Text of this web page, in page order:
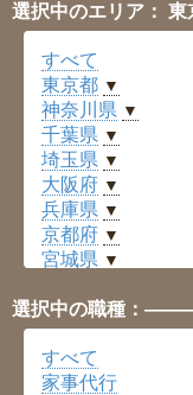
選択中のエリア： 東
すべて
東京都 ▼
神奈川県 ▼
千葉県 ▼
埼玉県 ▼
大阪府 ▼
兵庫県 ▼
京都府 ▼
宮城県 ▼
福井県 ▼
岡山県 ▼
広島県
沖縄県 ▼
選択中の職種：
すべて
家事代行